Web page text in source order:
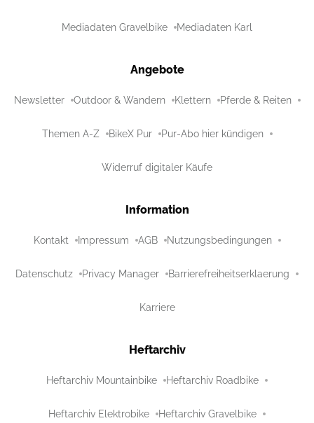
Mediadaten Gravelbike Mediadaten Karl
Angebote
Newsletter Outdoor & Wandern Klettern Pferde & Reiten
Themen A-Z BikeX Pur Pur-Abo hier kündigen
Widerruf digitaler Käufe
Information
Kontakt Impressum AGB Nutzungsbedingungen
Datenschutz Privacy Manager Barrierefreiheitserklaerung
Karriere
Heftarchiv
Heftarchiv Mountainbike Heftarchiv Roadbike
Heftarchiv Elektrobike Heftarchiv Gravelbike